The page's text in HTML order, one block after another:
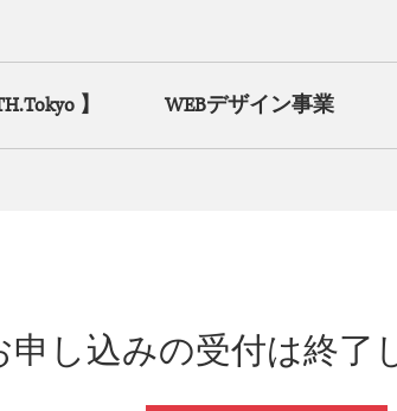
】 WEBデザイン事業
申し込みの受付は終了